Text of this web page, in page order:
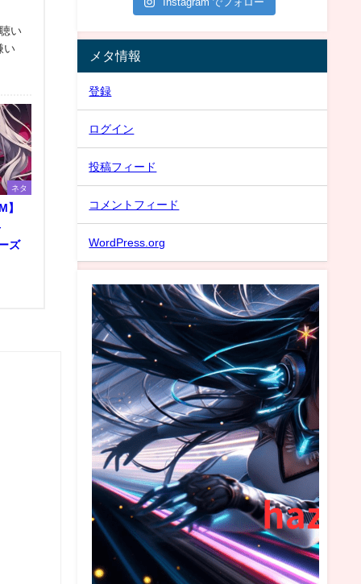
い
い
ネタ
】
ズ
メタ情報
登録
ログイン
投稿フィード
コメントフィード
WordPress.org